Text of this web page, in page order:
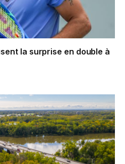
la surprise en double à